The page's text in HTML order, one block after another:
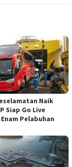
Naik
Siap Go Live
Pelabuhan